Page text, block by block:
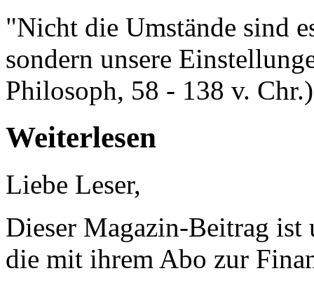
"Nicht die Umstände sind
sondern unsere
Philosoph, 58 - 138 v. Chr.)
Weiterlesen
Liebe Leser,
Dieser Magazin-Beitrag ist
die mit ihrem Abo zur